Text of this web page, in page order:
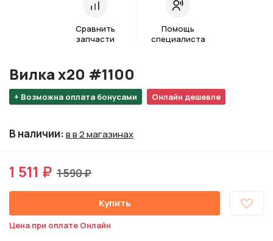
Сравнить
запчасти
Помощь
специалиста
+ Возможна оплата бонусами Онлайн дешевле
Вилка х20 #1100
В наличии:в в 2 магазинах
1 511 ₽ 1 590 ₽
Купить
Цена при оплате Онлайн